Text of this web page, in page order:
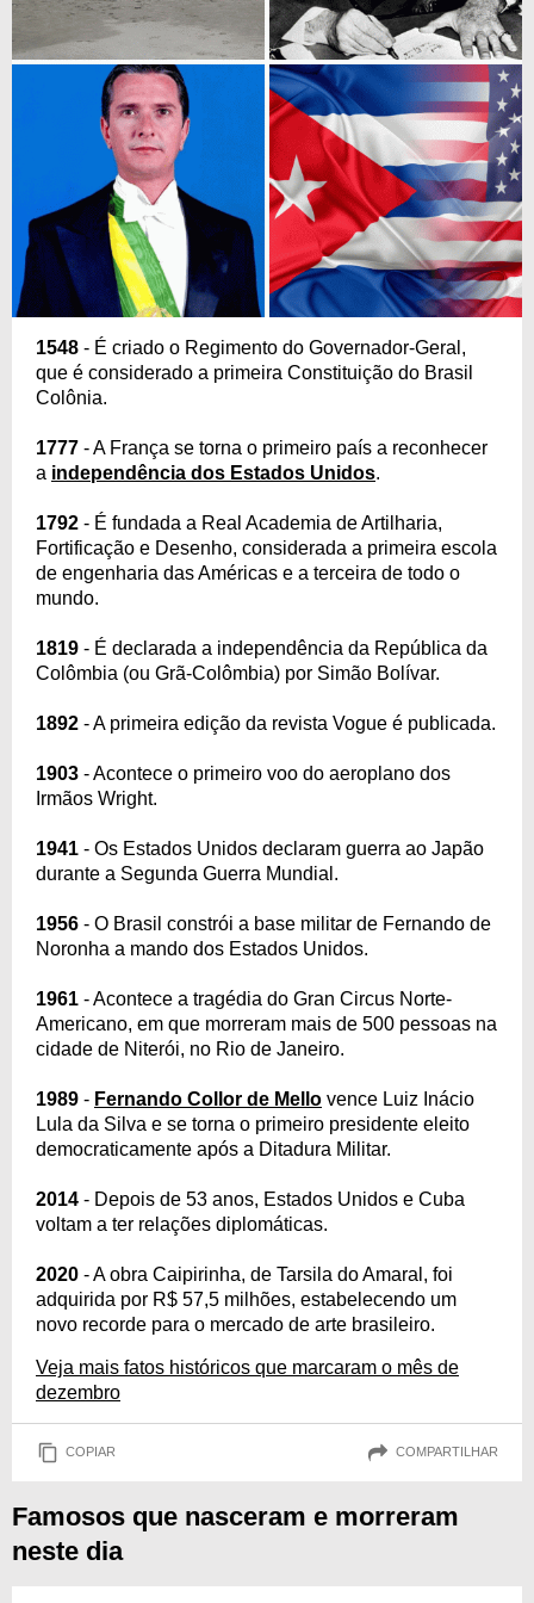
1548 - É criado o Regimento do Governador-Geral,
que é considerado a primeira Constituição do Brasil
Colônia.
1777 - A França se torna o primeiro país a reconhecer
a independência dos Estados Unidos.
1792 - É fundada a Real Academia de Artilharia,
Fortificação e Desenho, considerada a primeira escola
de engenharia das Américas e a terceira de todo o
mundo.
1819 - É declarada a independência da República da
Colômbia (ou Grã-Colômbia) por Simão Bolívar.
1892 - A primeira edição da revista Vogue é publicada.
1903 - Acontece o primeiro voo do aeroplano dos
Irmãos Wright.
1941 - Os Estados Unidos declaram guerra ao Japão
durante a Segunda Guerra Mundial.
1956 - O Brasil constrói a base militar de Fernando de
Noronha a mando dos Estados Unidos.
1961 - Acontece a tragédia do Gran Circus Norte-
Americano, em que morreram mais de 500 pessoas na
cidade de Niterói, no Rio de Janeiro.
1989 - Fernando Collor de Mello vence Luiz Inácio
Lula da Silva e se torna o primeiro presidente eleito
democraticamente após a Ditadura Militar.
2014 - Depois de 53 anos, Estados Unidos e Cuba
voltam a ter relações diplomáticas.
2020 - A obra Caipirinha, de Tarsila do Amaral, foi
adquirida por R$ 57,5 milhões, estabelecendo um
novo recorde para o mercado de arte brasileiro.
Veja mais fatos históricos que marcaram o mês de
dezembro
COPIAR COMPARTILHAR
Famosos que nasceram e morreram
neste dia